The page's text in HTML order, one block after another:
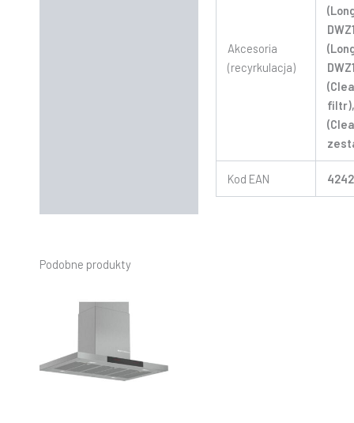
Akcesoria
(recyrkulacja)
filtr),
Kod EAN
Podobne produkty